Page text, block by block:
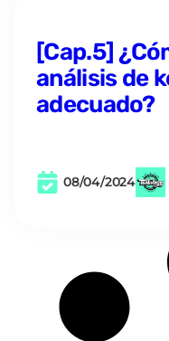
[Cap.5]
análisis de
adecuado?
08/04/2024